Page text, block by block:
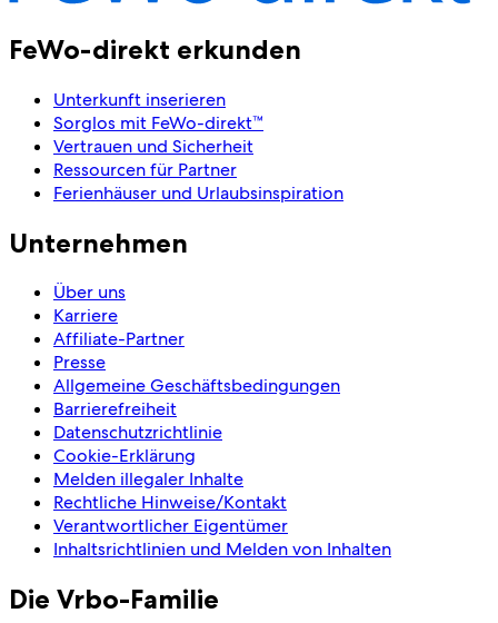
FeWo-direkt erkunden
Unterkunft inserieren
Sorglos mit FeWo-direkt™
Vertrauen und Sicherheit
Ressourcen für Partner
Ferienhäuser und Urlaubsinspiration
Unternehmen
Über uns
Karriere
Affiliate-Partner
Presse
Allgemeine Geschäftsbedingungen
Barrierefreiheit
Datenschutzrichtlinie
Cookie-Erklärung
Melden illegaler Inhalte
Rechtliche Hinweise/Kontakt
Verantwortlicher Eigentümer
Inhaltsrichtlinien und Melden von Inhalten
Die Vrbo-Familie